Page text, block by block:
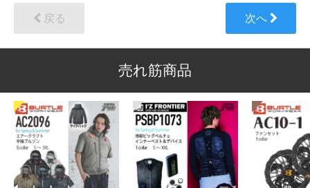
戻る 次へ
売れ筋商品